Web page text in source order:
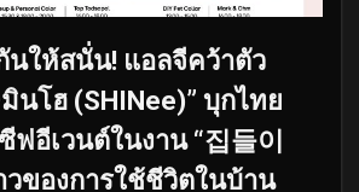
นให้สนั่น! แอลจีคว้าตัว
นโฮ (SHINee)” บุกไทย
อีเวนต์ในงาน “집들이
วของการใช้ชีวิตในบ้าน